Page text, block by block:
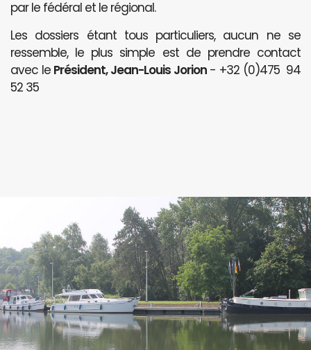
par le fédéral et le régional.
Les dossiers étant tous particuliers, aucun ne se
ressemble, le plus simple est de prendre contact
avec le Président, Jean-Louis Jorion- +32 (0)475 94
52 35